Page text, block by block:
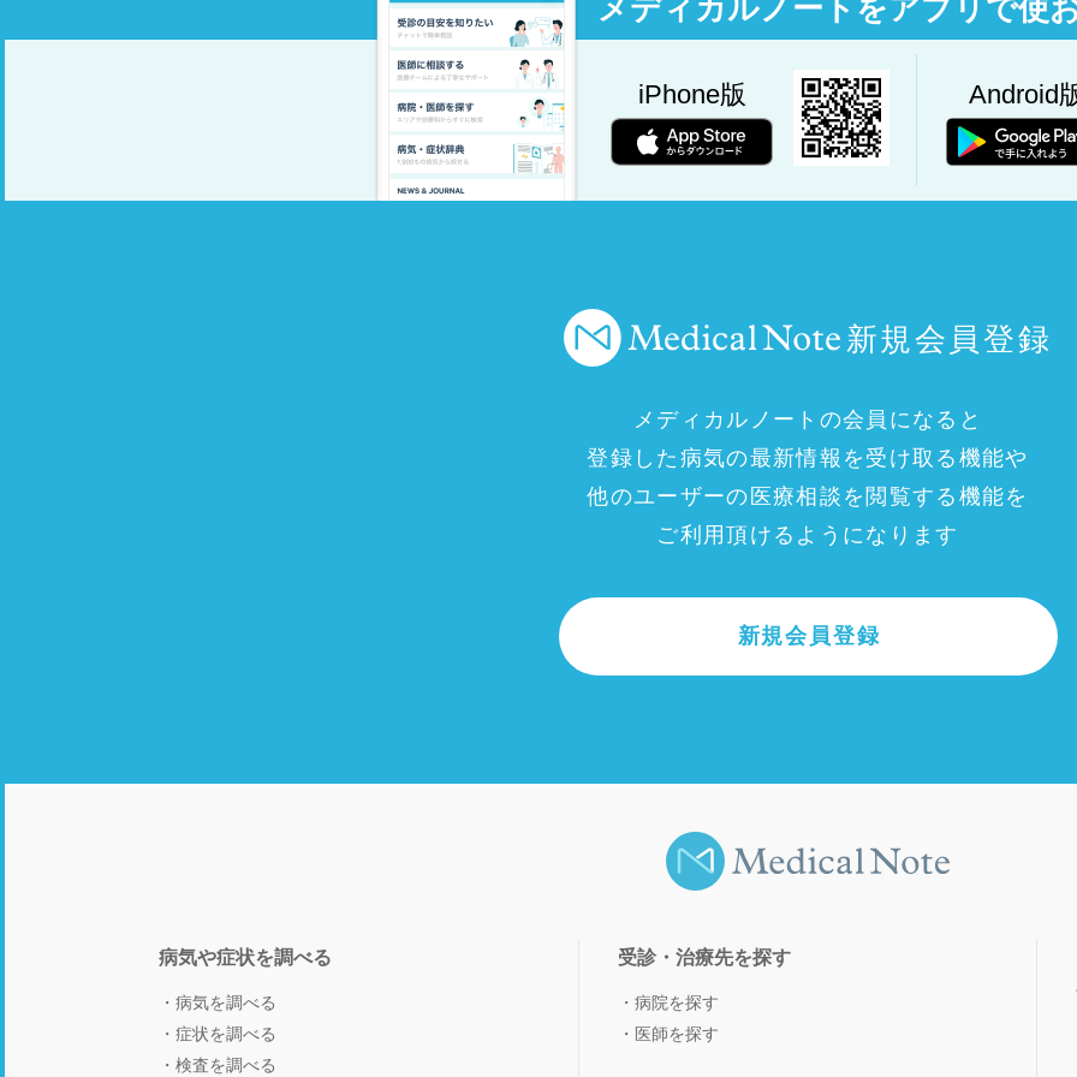
メディカルノートをアプリで使
iPhone版 Android
新規会員登録
メディカルノートの会員になると
登録した病気の最新情報を受け取る機能や
他のユーザーの医療相談を閲覧する機能を
ご利用頂けるようになります
新規会員登録
病気や症状を調べる
病気を調べる
症状を調べる
検査を調べる
受診・治療先を探す
病院を探す
医師を探す